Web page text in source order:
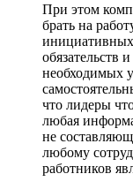
При этом
брать на
инициативных
обязательств
необходимых
что лидеры
любая
не
любому
работников